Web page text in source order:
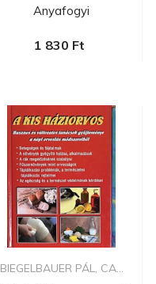
Anyafogyi
1 830 Ft
BIEGELBAUER PÁL, CA...